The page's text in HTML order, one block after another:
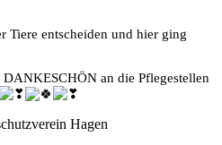
Tiere entscheiden und hier ging
an die Pflegestellen
Hagen